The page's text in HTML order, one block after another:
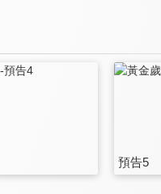
預告5